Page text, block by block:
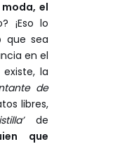
el
¡Eso lo
que sea
en el
la
de
libres,
de
que